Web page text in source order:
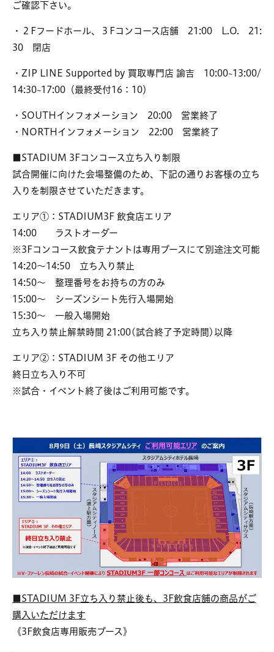
ご確認下さい。
・２Fフードホール、３Fコンコース店舗 21:00 L.O. 21:
30 閉店
・ZIP LINE Supported by 買取専門店 諭吉 10:00~13:00/
14:30~17:00（最終受付16：10）
・SOUTHインフォメーション 20:00 営業終了
・NORTHインフォメーション 22:00 営業終了
■STADIUM 3Fコンコース立ち入り制限
試合開催に向けた会場整備のため、下記の通りお客様の立ち
入りを制限させていただきます。
エリア①：STADIUM3F 飲食店エリア
14:00 ラストオーダー
※3Fコンコース飲食テナントは専用ブースにて別途注文可能
14:20～14:50 立ち入り禁止
14:50～ 整理番号をお持ちの方のみ
15:00～ シーズンシート先行入場開始
15:30～ 一般入場開始
立ち入り禁止解禁時間 21:00(試合終了予定時間)以降
エリア②：STADIUM 3F その他エリア
終日立ち入り不可
※試合・イベント終了後はご利用可能です。
■STADIUM 3F立ち入り禁止後も、3F飲食店舗の商品がご
購入いただけます
《3F飲食店専用販売ブース》